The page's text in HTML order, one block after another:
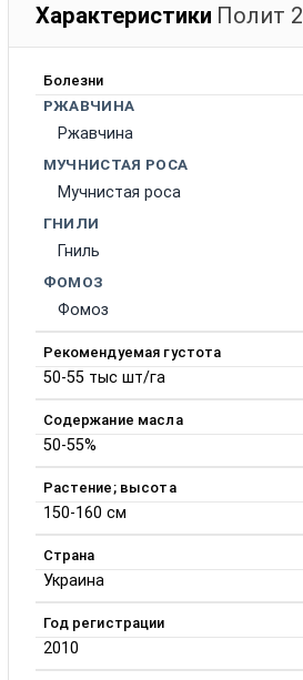
Характеристики Полит 2
Болезни
РЖАВЧИНА
Ржавчина
МУЧНИСТАЯ РОСА
Мучнистая роса
ГНИЛИ
Гниль
ФОМОЗ
Фомоз
Рекомендуемая густота
50-55 тыс шт/га
Содержание масла
50-55%
Растение; высота
150-160 см
Страна
Украина
Год регистрации
2010